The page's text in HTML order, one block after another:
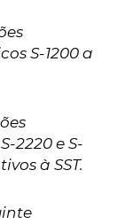
S-1200 a
2220 e S-
à SST.